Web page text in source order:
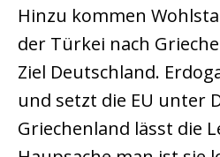
Hinzu kommen
der Türkei nach
Ziel Deutschland.
und setzt die EU unter
Griechenland lässt die